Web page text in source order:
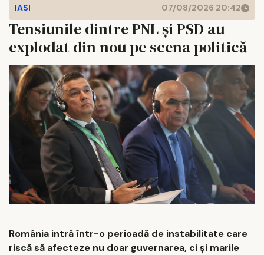
IASI 07/08/2026 20:42
Tensiunile dintre PNL și PSD au
explodat din nou pe scena politică
România intră într-o perioadă de instabilitate care
riscă să afecteze nu doar guvernarea, ci și marile